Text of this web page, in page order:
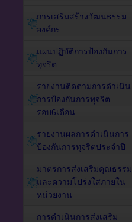
การเสริมสร้างวัฒนธรรม
องค์กร
แผนปฏิบัติการป้องกันการ
ทุจริต
รายงานติดตามการดำเนิน
การป้องกันการทุจริต
รอบ6เดือน
รายงานผลการดำเนินการ
ป้องกันการทุจริตประจำปี
มาตรการส่งเสริมคุณธรรม
และความโปร่งใสภายใน
หน่วยงาน
การดำเนินการส่งเสริม